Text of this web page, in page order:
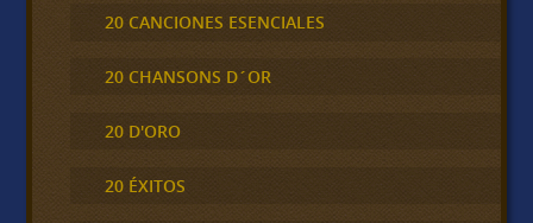
20 CANCIONES ESENCIALES
20 CHANSONS D´OR
20 D'ORO
20 ÉXITOS